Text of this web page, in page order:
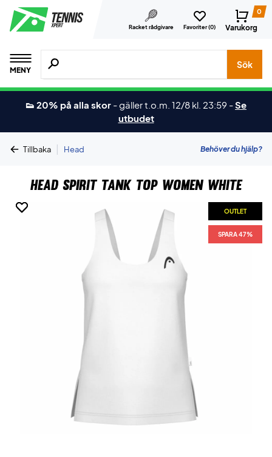
Racket rådgivare Favoriter (0)
0
Varukorg
MENY
Sök efter produkter, märken osv.
Sök
👟 20% på alla skor -gäller t.o.m. 12/8 kl. 23:59 -Se
utbudet
Tillbaka | Head Behöver du hjälp?
Head Spirit Tank Top Women White
OUTLET
SPARA 47%
OUTLET
SPARA 47%